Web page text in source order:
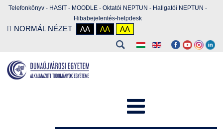
Telefonkönyv - HASIT - MOODLE - Oktatói NEPTUN - Hallgatói NEPTUN -
Hibabejelentés-helpdesk
NORMÁL NÉZET AA AA AA